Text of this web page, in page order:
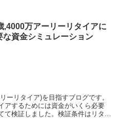
,4000万アーリーリタイアに
な資金シミュレーション
ーリタイア)を目指すブログです。
アするためには資金がいくら必要
検証しました。検証条件はリタイ